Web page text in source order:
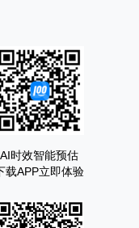
AI时效智能预估
载APP立即体验